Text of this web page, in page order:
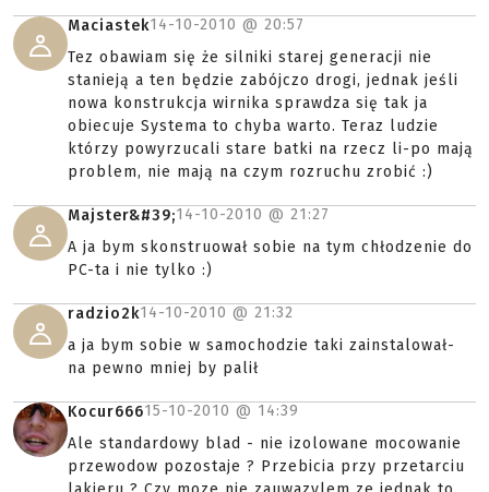
Maciastek14-10-2010 @ 20:57
Tez obawiam się że silniki starej generacji nie
stanieją a ten będzie zabójczo drogi, jednak jeśli
nowa konstrukcja wirnika sprawdza się tak ja
obiecuje Systema to chyba warto. Teraz ludzie
którzy powyrzucali stare batki na rzecz li-po mają
problem, nie mają na czym rozruchu zrobić :)
Majster&#39;14-10-2010 @ 21:27
A ja bym skonstruował sobie na tym chłodzenie do
PC-ta i nie tylko :)
radzio2k14-10-2010 @ 21:32
a ja bym sobie w samochodzie taki zainstalował-
na pewno mniej by palił
Kocur66615-10-2010 @ 14:39
Ale standardowy blad - nie izolowane mocowanie
przewodow pozostaje ? Przebicia przy przetarciu